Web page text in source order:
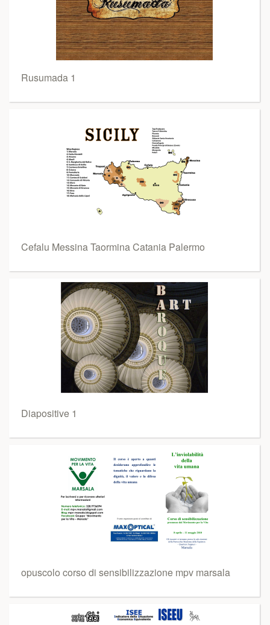
Rusumada 1
Cefalu Messina Taormina Catania Palermo
Diapositive 1
opuscolo corso di sensibilizzazione mpv marsala